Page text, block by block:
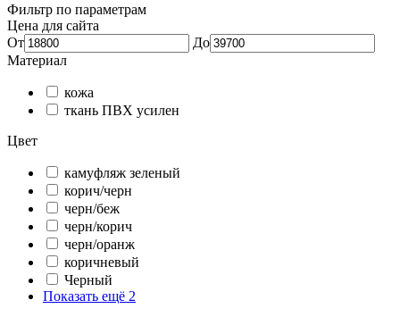
Фильтр по параметрам
Цена для сайта
От
До
Материал
кожа
ткань ПВХ усилен
Цвет
камуфляж зеленый
корич/черн
черн/беж
черн/корич
черн/оранж
коричневый
Черный
Показать ещё 2